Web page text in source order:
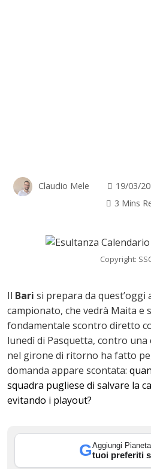
Claudio Mele 19/03/
3 Mins
Copyright:
Il Bari si prepara da quest’oggi
campionato, che vedrà Maita e
fondamentale scontro diretto
lunedì di Pasquetta, contro una
nel girone di ritorno ha fatto
domanda appare scontata:
squadra pugliese di salvare la
evitando i playout?
GAggiungi
tuoi preferiti